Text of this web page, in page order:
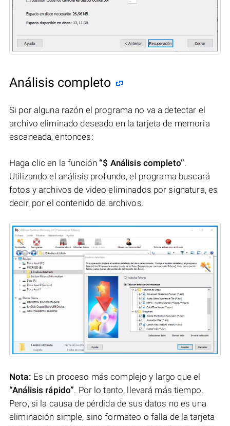
Análisis completo
Si por alguna razón el programa no va a detectar el
archivo eliminado deseado en la tarjeta de memoria
escaneada, entonces:
Haga clic en la función “$ Análisis completo”.
Utilizando el análisis profundo, el programa buscará
fotos y archivos de video eliminados por signatura, es
decir, por el contenido de archivos.
Nota: Es un proceso más complejo y largo que el
“Análisis rápido”. Por lo tanto, llevará más tiempo.
Pero, si la causa de pérdida de sus datos no es una
eliminación simple, sino formateo o falla de la tarjeta